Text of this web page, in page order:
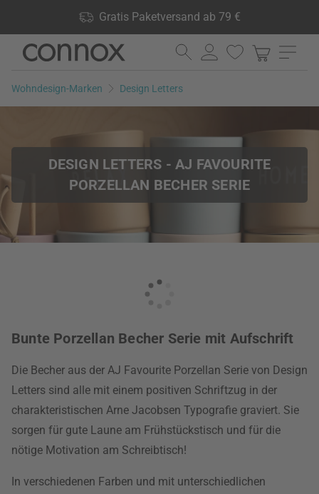
Gratis Paketversand ab 79 €
lagernd, 60 Tage Rückgaberecht
Direkt
Seiteninhalt
Direkt
Suchfeld
Wohndesign-Marken Design Letters
DESIGN LETTERS - AJ FAVOURITE
PORZELLAN BECHER SERIE
Bunte Porzellan Becher Serie mit Aufschrift
Die Becher aus der AJ Favourite Porzellan Serie von Design
Letters sind alle mit einem positiven Schriftzug in der
charakteristischen Arne Jacobsen Typografie graviert. Sie
sorgen für gute Laune am Frühstückstisch und für die
nötige Motivation am Schreibtisch!
In verschiedenen Farben und mit unterschiedlichen